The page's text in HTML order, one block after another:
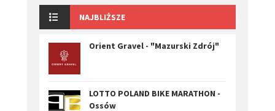
NAJBLIŻSZE
Orient Gravel - "Mazurski Zdrój"
LOTTO POLAND BIKE MARATHON -
Ossów